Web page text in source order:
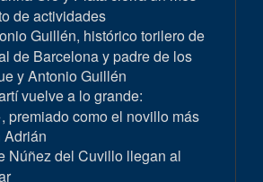
de actividades
Guillén, histórico torilero de
de Barcelona y padre de los
y Antonio Guillén
vuelve a lo grande:
premiado como el novillo más
Adrián
Núñez del Cuvillo llegan al